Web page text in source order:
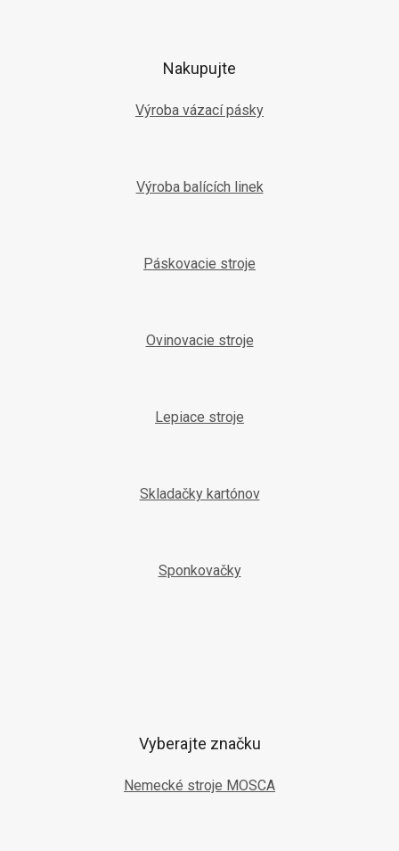
Nakupujte
Výroba vázací pásky
Výroba balících linek
Páskovacie stroje
Ovinovacie stroje
Lepiace stroje
Skladačky kartónov
Sponkovačky
Vyberajte značku
Nemecké stroje MOSCA